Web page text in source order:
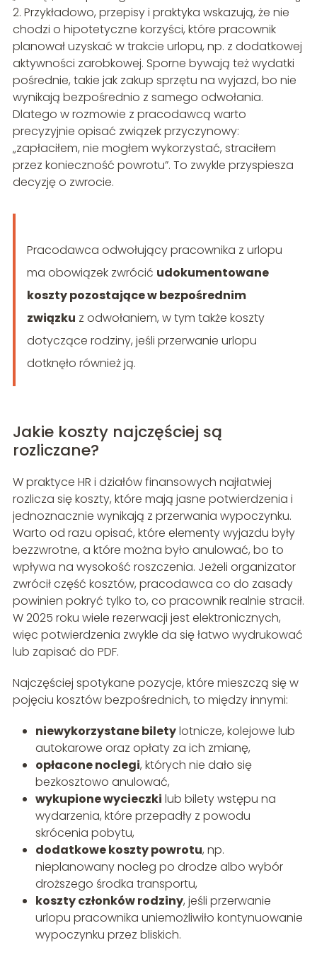
2. Przykładowo, przepisy i praktyka wskazują, że nie
chodzi o hipotetyczne korzyści, które pracownik
planował uzyskać w trakcie urlopu, np. z dodatkowej
aktywności zarobkowej. Sporne bywają też wydatki
pośrednie, takie jak zakup sprzętu na wyjazd, bo nie
wynikają bezpośrednio z samego odwołania.
Dlatego w rozmowie z pracodawcą warto
precyzyjnie opisać związek przyczynowy:
„zapłaciłem, nie mogłem wykorzystać, straciłem
przez konieczność powrotu”. To zwykle przyspiesza
decyzję o zwrocie.
Pracodawca odwołujący pracownika z urlopu
ma obowiązek zwrócić udokumentowane
koszty pozostające w bezpośrednim
związku z odwołaniem, w tym także koszty
dotyczące rodziny, jeśli przerwanie urlopu
dotknęło również ją.
Jakie koszty najczęściej są
rozliczane?
W praktyce HR i działów finansowych najłatwiej
rozlicza się koszty, które mają jasne potwierdzenia i
jednoznacznie wynikają z przerwania wypoczynku.
Warto od razu opisać, które elementy wyjazdu były
bezzwrotne, a które można było anulować, bo to
wpływa na wysokość roszczenia. Jeżeli organizator
zwrócił część kosztów, pracodawca co do zasady
powinien pokryć tylko to, co pracownik realnie stracił.
W 2025 roku wiele rezerwacji jest elektronicznych,
więc potwierdzenia zwykle da się łatwo wydrukować
lub zapisać do PDF.
Najczęściej spotykane pozycje, które mieszczą się w
pojęciu kosztów bezpośrednich, to między innymi:
niewykorzystane biletylotnicze, kolejowe lub
autokarowe oraz opłaty za ich zmianę,
opłacone noclegi, których nie dało się
bezkosztowo anulować,
wykupione wycieczki lub bilety wstępu na
wydarzenia, które przepadły z powodu
skrócenia pobytu,
dodatkowe koszty powrotu, np.
nieplanowany nocleg po drodze albo wybór
droższego środka transportu,
koszty członków rodziny, jeśli przerwanie
urlopu pracownika uniemożliwiło kontynuowanie
wypoczynku przez bliskich.